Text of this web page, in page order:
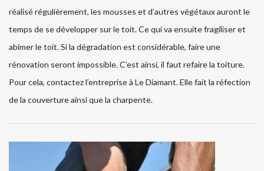
réalisé régulièrement, les mousses et d’autres végétaux auront le
temps de se développer sur le toit. Ce qui va ensuite fragiliser et
abimer le toit. Si la dégradation est considérable, faire une
rénovation seront impossible. C’est ainsi, il faut refaire la toiture.
Pour cela, contactez l’entreprise à Le Diamant. Elle fait la réfection
de la couverture ainsi que la charpente.